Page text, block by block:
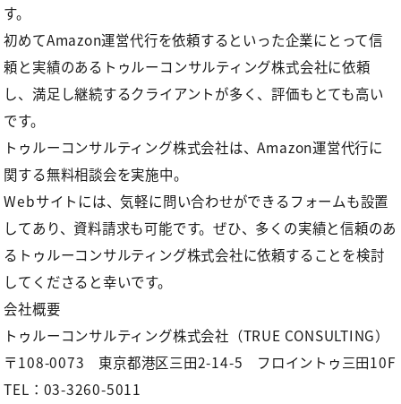
す。
初めてAmazon運営代行を依頼するといった企業にとって信
頼と実績のあるトゥルーコンサルティング株式会社に依頼
し、満足し継続するクライアントが多く、評価もとても高い
です。
トゥルーコンサルティング株式会社は、Amazon運営代行に
関する無料相談会を実施中。
Webサイトには、気軽に問い合わせができるフォームも設置
してあり、資料請求も可能です。ぜひ、多くの実績と信頼のあ
るトゥルーコンサルティング株式会社に依頼することを検討
してくださると幸いです。
会社概要
トゥルーコンサルティング株式会社（TRUE CONSULTING）
〒108-0073 東京都港区三田2-14-5 フロイントゥ三田10F
TEL：03-3260-5011